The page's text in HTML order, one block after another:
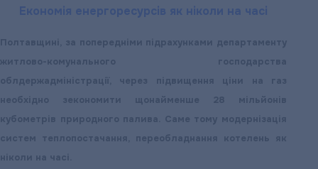
МІСТА
Економія енергоресурсів як ніколи на часі
Полтавщині, за попередніми підрахунками департаменту
житлово-комунального господарства
облдержадміністрації, через підвищення ціни на газ
необхідно зекономити щонайменше 28 мільйонів
кубометрів природного палива. Саме тому модернізація
систем теплопостачання, переобладнання котелень як
ніколи на часі.